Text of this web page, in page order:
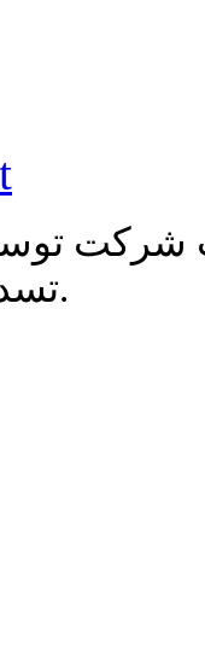
شرکت
تسدید محفوظ می باشد.